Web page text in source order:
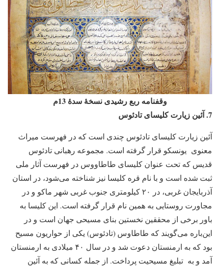
وقفنامه ربع رشیدی نسخۀ سدۀ 13م
7. آئین زیارت کلیسای تادئوس
آئین زیارت کلیسای تادئوس چندی است که در فهرست میراث
معنوی یونسکو قرار گرفته است. مجموعه رهبانی تادئوس
قدیس که تحت عنوان کلیسای طاطاووس در فهرست آثار ملی
ثبت شده است و با نام قره کلیسا نیز شناخته می‌شود، در استان
آذربایجان غربی، در ۲۰ کیلومتری جنوب غربی شهر ماکو و در
مجاورت روستایی به همین نام قرار گرفته است. این کلیسا به
باور برخی از محققین نخستین بنای مسیحی جهان است و در
این‌باره می‌گویند که طاطاوس (تادئوس) یکی از حواریون مسیح
بود که به ارمنستان دعوت شد و در سال ۴۰ میلادی به ارمنستان
آمد و به تبلیغ مسیحیت پرداخت. از جمله کسانی که به آئین